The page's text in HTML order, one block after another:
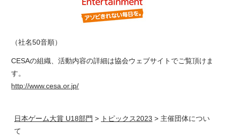
（社名50音順）
CESAの組織、活動内容の詳細は協会ウェブサイトでご覧頂けま
す。
http://www.cesa.or.jp/
日本ゲーム大賞 U18部門 > トピックス2023 > 主催団体につい
て